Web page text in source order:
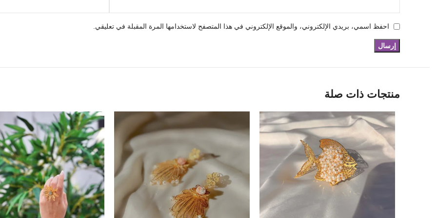
احفظ اسمي، بريدي الإلكتروني، والموقع الإلكتروني في هذا المتصفح لاستخدامها المرة المقبلة في تعليقي.
منتجات ذات صلة